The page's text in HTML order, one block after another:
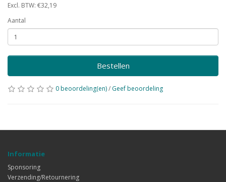
Excl. BTW: €32,19
Aantal
Bestellen
0 beoordeling(en)/ Geef beoordeling
Informatie
Sponsoring
Verzending/Retournering